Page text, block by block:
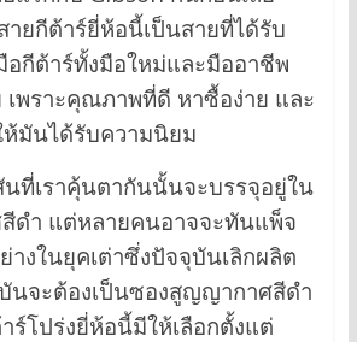
ายกีต้าร์ยี่ห้อนี้เป็นสายที่ได้รับ
กีต้าร์ทั้งมือใหม่และมืออาชีพ
เพราะคุณภาพที่ดี หาซื้อง่าย และ
ห้มันได้รับความนิยม
ที่เราคุ้นตากันนั้นจะบรรจุอยู่ใน
ดำ แต่หลายคนอาจจะทันแพ็จ
างในยุคเต่าซึ่งปัจจุบันเลิกผลิต
นจะต้องเป็นซองสูญญากาศสีดำ
ร์โปร่งยี่ห้อนี้มีให้เลือกตั้งแต่